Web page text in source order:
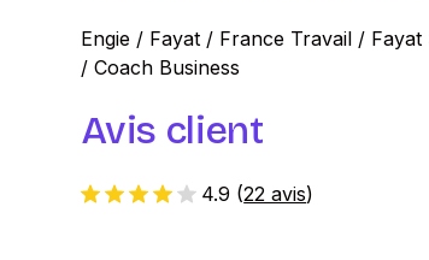
Engie / Fayat / France Travail /
/ Coach Business
Avis client
4.9 (22 avis)